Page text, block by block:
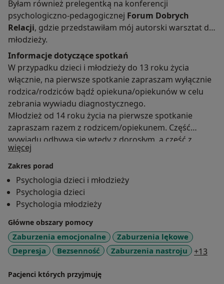
Byłam również prelegentką na konferencji
psychologiczno-pedagogicznej Forum Dobrych
Relacji, gdzie przedstawiłam mój autorski warsztat dla
młodzieży.
Informacje dotyczące spotkań
W przypadku dzieci i młodzieży do 13 roku życia
włącznie, na pierwsze spotkanie zapraszam wyłącznie
rodzica/rodziców bądź opiekuna/opiekunów w celu
zebrania wywiadu diagnostycznego.
Młodzież od 14 roku życia na pierwsze spotkanie
zapraszam razem z rodzicem/opiekunem. Część
wywiadu odbywa się wtedy z dorosłym, a część z
nastolatkiem.
W razie pytań lub wątpliwości - zachęcam do kontaktu.
więcej
Zakres porad
Psychologia dzieci i młodzieży
Psychologia dzieci
Psychologia młodzieży
Główne obszary pomocy
Zaburzenia emocjonalne
Zaburzenia lękowe
Depresja
Bezsenność Zaburzenia nastroju +13
Pacjenci których przyjmuję